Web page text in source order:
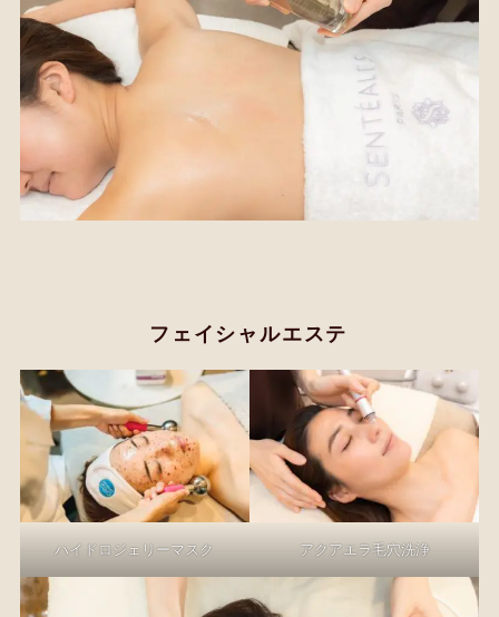
フェイシャルエステ
ハイドロジェリーマスク アクアエラ毛穴洗浄